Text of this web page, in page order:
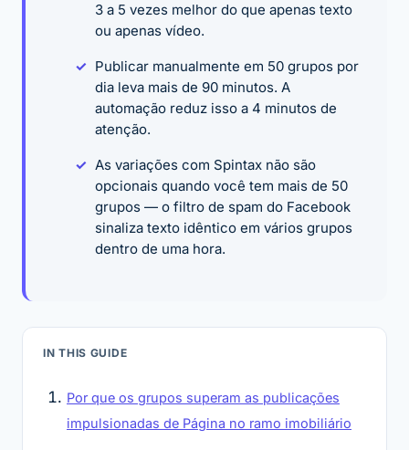
3 a 5 vezes melhor do que apenas texto
ou apenas vídeo.
Publicar manualmente em 50 grupos por
dia leva mais de 90 minutos. A
automação reduz isso a 4 minutos de
atenção.
As variações com Spintax não são
opcionais quando você tem mais de 50
grupos — o filtro de spam do Facebook
sinaliza texto idêntico em vários grupos
dentro de uma hora.
IN THIS GUIDE
Por que os grupos superam as publicações
impulsionadas de Página no ramo imobiliário